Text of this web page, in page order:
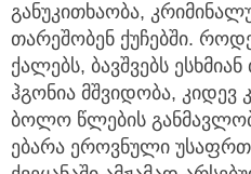
განუკითხაობა,
თარეშობენ ქუჩებში.
ქალებს, ბავშვებს
ჰგონია მშვიდობა,
ბოლო წლების
ებარა ეროვნული